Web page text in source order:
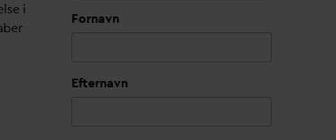
i
Fornavn
Efternavn